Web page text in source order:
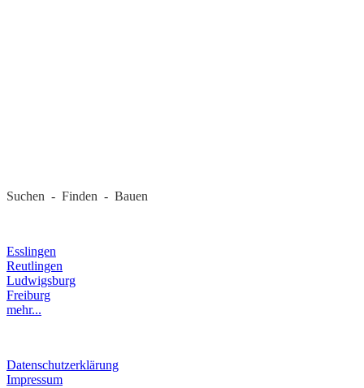
Suchen - Finden - Bauen
Esslingen
Reutlingen
Ludwigsburg
Freiburg
mehr...
Datenschutzerklärung
Impressum